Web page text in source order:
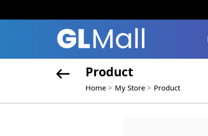
Product
Home My Store Product